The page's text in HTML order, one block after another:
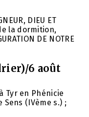
DIEU ET
de la dormition,
DE NOTRE
6 août
Tyr en Phénicie
(IVème s.) ;